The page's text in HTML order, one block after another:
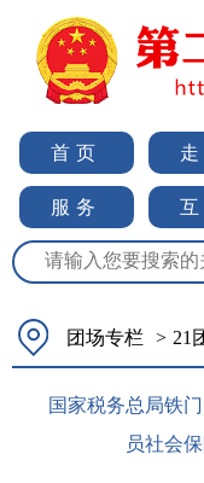
首页
服务
团场专栏 > 21
国家税务总局铁
员社会